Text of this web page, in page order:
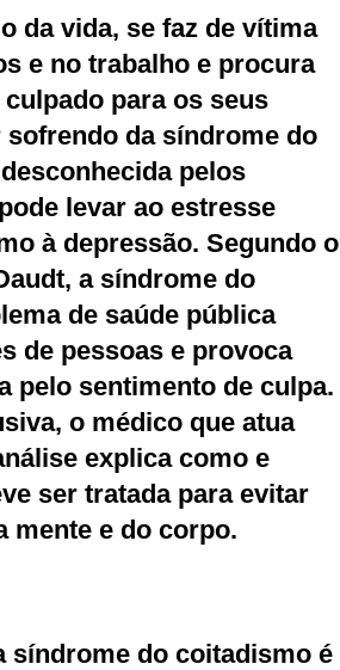
da vida, se faz de vítima
e no trabalho e procura
para os seus
da síndrome do
pelos
levar ao estresse
à depressão. Segundo o
a síndrome do
de saúde pública
de pessoas e provoca
pelo sentimento de culpa.
o médico que atua
explica como e
ser tratada para evitar
mente e do corpo.
síndrome do coitadismo é